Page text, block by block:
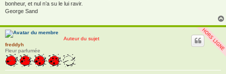
bonheur, et nul n’a su le lui ravir.
George Sand
Auteur du sujet
freddyh
Fleur parfumée